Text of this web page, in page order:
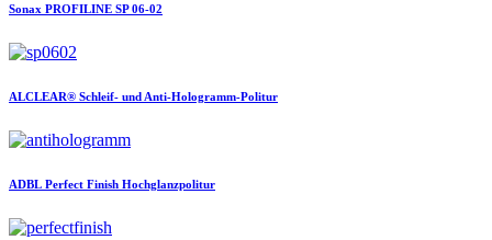
Sonax PROFILINE SP 06-02
ALCLEAR® Schleif- und Anti-Hologramm-Politur
ADBL Perfect Finish Hochglanzpolitur